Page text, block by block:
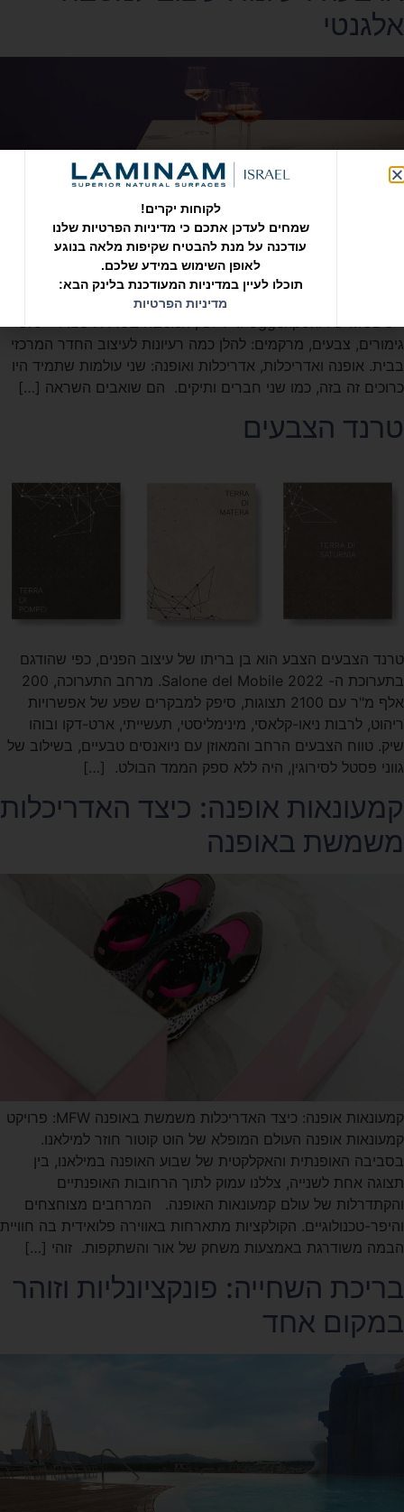
אלגנטי
ארבעה רעיונות עיצוב למטבח אלגנטי מטבח
גימורים, צבעים, מרקמים: להלן כמה רעיונות לעיצוב החדר המרכזי
בבית. אופנה ואדריכלות, אדריכלות ואופנה: שני עולמות שתמיד היו
כרוכים זה בזה, כמו שני חברים ותיקים. הם שואבים השראה […]
טרנד הצבעים
טרנד הצבעים הצבע הוא בן בריתו של עיצוב הפנים, כפי שהודגם
בתערוכת ה- Salone del Mobile 2022. מרחב התערוכה, 200
אלף מ"ר עם 2100 תצוגות, סיפק למבקרים שפע של אפשרויות
ריהוט, לרבות ניאו-קלאסי, מינימליסטי, תעשייתי, ארט-דקו ובוהו
שיק. טווח הצבעים הרחב והמאוזן עם ניואנסים טבעיים, בשילוב של
גווני פסטל לסירוגין, היה ללא ספק הממד הבולט. […]
קמעונאות אופנה: כיצד האדריכלות
משמשת באופנה
קמעונאות אופנה: כיצד האדריכלות משמשת באופנה MFW: פרויקט
קמעונאות אופנה העולם המופלא של הוט קוטור חוזר למילאנו.
בסביבה האופנתית והאקלקטית של שבוע האופנה במילאנו, בין
תצוגה אחת לשנייה, צללנו עמוק לתוך הרחובות האופנתיים
והקתדרלות של עולם קמעונאות האופנה. המרחבים מצוחצחים
והיפר-טכנולוגיים. הקולקציות מתארחות באווירה פלואידית בה חוויית
הבמה משודרגת באמצעות משחק של אור והשתקפות. זוהי […]
בריכת השחייה: פונקציונליות וזוהר
במקום אחד
לקוחות יקרים!
שמחים לעדכן אתכם כי מדיניות הפרטיות שלנו
עודכנה על מנת להבטיח שקיפות מלאה בנוגע
לאופן השימוש במידע שלכם.
תוכלו לעיין במדיניות המעודכנת בלינק הבא:
מדיניות הפרטיות